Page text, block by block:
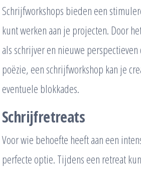
Schrijfworkshops bieden een
kunt werken aan je projecten. Door
als schrijver en nieuwe
poëzie, een schrijfworkshop kan je
eventuele blokkades.
Schrijfretreats
Voor wie behoefte heeft aan een
perfecte optie. Tijdens een retreat